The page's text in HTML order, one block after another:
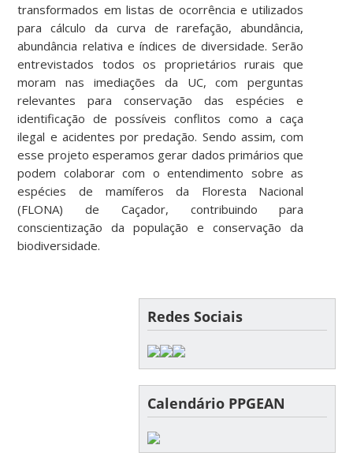
transformados em listas de ocorrência e utilizados
para cálculo da curva de rarefação, abundância,
abundância relativa e índices de diversidade. Serão
entrevistados todos os proprietários rurais que
moram nas imediações da UC, com perguntas
relevantes para conservação das espécies e
identificação de possíveis conflitos como a caça
ilegal e acidentes por predação. Sendo assim, com
esse projeto esperamos gerar dados primários que
podem colaborar com o entendimento sobre as
espécies de mamíferos da Floresta Nacional
(FLONA) de Caçador, contribuindo para
conscientização da população e conservação da
biodiversidade.
Redes Sociais
Calendário PPGEAN